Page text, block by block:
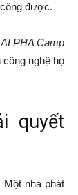
được.
Camp
nghệ họ
quyết
nhà phát